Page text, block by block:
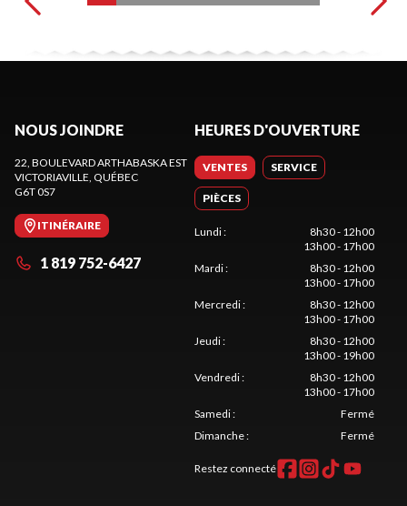
NOUS JOINDRE
22, BOULEVARD ARTHABASKA EST
VICTORIAVILLE, QUÉBEC
G6T 0S7
ITINÉRAIRE
1 819 752-6427
HEURES D'OUVERTURE
VENTES SERVICE
PIÈCES
Lundi:
8h30 - 12h00
13h00 - 17h00
Mardi:
8h30 - 12h00
13h00 - 17h00
Mercredi:
8h30 - 12h00
13h00 - 17h00
Jeudi:
8h30 - 12h00
13h00 - 19h00
Vendredi:
8h30 - 12h00
13h00 - 17h00
Samedi:
Fermé
Dimanche: Fermé
Restez connecté